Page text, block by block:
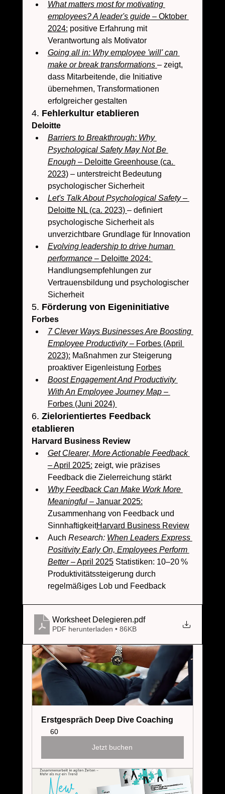
What matters most for motivating
employees? A leader's guide – Oktober
2024: positive Erfahrung mit
Verantwortung als Motivator
Going all in: Why employee 'will' can
make or break transformations – zeigt,
dass Mitarbeitende, die Initiative
übernehmen, Transformationen
erfolgreicher gestalten
4. Fehlerkultur etablieren
Deloitte
Barriers to Breakthrough: Why
Psychological Safety May Not Be
Enough – Deloitte Greenhouse (ca.
2023) – unterstreicht Bedeutung
psychologischer Sicherheit
Let's Talk About Psychological Safety –
Deloitte NL (ca. 2023) – definiert
psychologische Sicherheit als
unverzichtbare Grundlage für Innovation
Evolving leadership to drive human
performance – Deloitte 2024:
Handlungsempfehlungen zur
Vertrauensbildung und psychologischer
Sicherheit
5. Förderung von Eigeninitiative
Forbes
7 Clever Ways Businesses Are Boosting
Employee Productivity – Forbes (April
2023): Maßnahmen zur Steigerung
proaktiver Eigenleistung Forbes
Boost Engagement And Productivity
With An Employee Journey Map –
Forbes (Juni 2024)
6. Zielorientiertes Feedback
etablieren
Harvard Business Review
Get Clearer, More Actionable Feedback
– April 2025: zeigt, wie präzises
Feedback die Zielerreichung stärkt
Why Feedback Can Make Work More
Meaningful – Januar 2025:
Zusammenhang von Feedback und
SinnhaftigkeitHarvard Business Review
Auch Research: When Leaders Express
Positivity Early On, Employees Perform
Better – April 2025 Statistiken: 10–20 %
Produktivitätssteigerung durch
regelmäßiges Lob und Feedback
Worksheet Delegieren.pdf
PDF herunterladen • 86KB
Erstgespräch Deep Dive Coaching
60
Jetzt buchen